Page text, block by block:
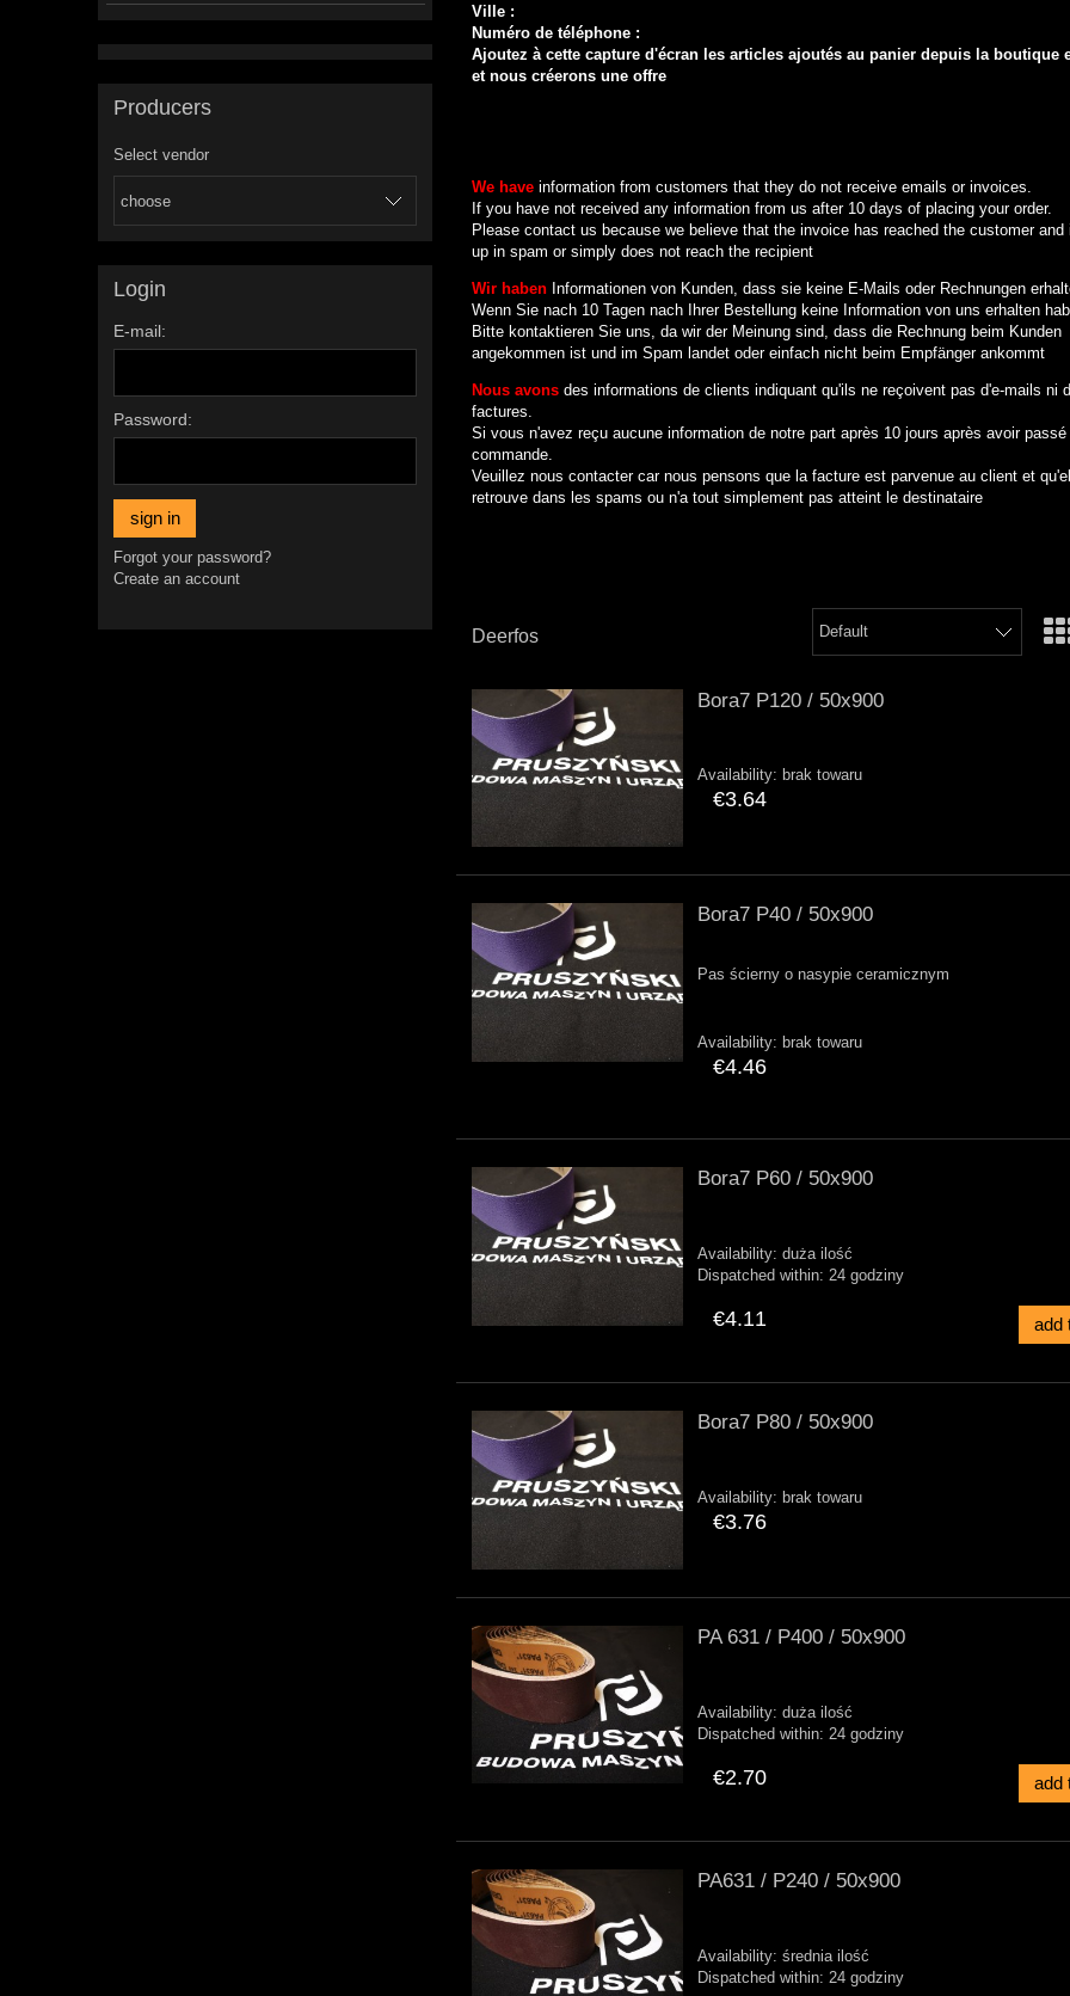
Producers
Select vendor
Login
E-mail:
Password:
sign in
Forgot your password?
Create an account
Ville :
Numéro de téléphone :
Ajoutez à cette capture d'écran les articles ajoutés au panier depuis la boutique
et nous créerons une offre
We have information from customers that they do not receive emails or invoices.
If you have not received any information from us after 10 days of placing your order.
Please contact us because we believe that the invoice has reached the customer and
up in spam or simply does not reach the recipient
Wir haben Informationen von Kunden, dass sie keine E-Mails oder Rechnungen
Wenn Sie nach 10 Tagen nach Ihrer Bestellung keine Information von uns erhalten
Bitte kontaktieren Sie uns, da wir der Meinung sind, dass die Rechnung beim Kunden
angekommen ist und im Spam landet oder einfach nicht beim Empfänger ankommt
Nous avons des informations de clients indiquant qu'ils ne reçoivent pas d'e-mails ni
factures.
Si vous n'avez reçu aucune information de notre part après 10 jours après avoir
commande.
Veuillez nous contacter car nous pensons que la facture est parvenue au client et
retrouve dans les spams ou n'a tout simplement pas atteint le destinataire
Deerfos
Bora7 P120 / 50x900
Availability: brak towaru
€3.64
Bora7 P40 / 50x900
Pas ścierny o nasypie ceramicznym
Availability: brak towaru
€4.46
Bora7 P60 / 50x900
Availability: duża ilość
Dispatched within: 24 godziny
€4.11 add
Bora7 P80 / 50x900
Availability: brak towaru
€3.76
PA 631 / P400 / 50x900
Availability: duża ilość
Dispatched within: 24 godziny
€2.70 add
PA631 / P240 / 50x900
Availability: średnia ilość
Dispatched within: 24 godziny